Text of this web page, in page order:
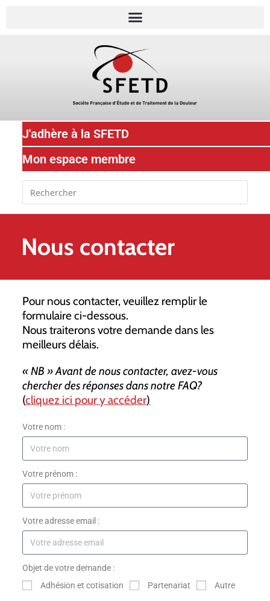
J'adhère à la SFETD
Mon espace membre
Nous contacter
Pour nous contacter, veuillez remplir le
formulaire ci-dessous.
Nous traiterons votre demande dans les
meilleurs délais.
« NB » Avant de nous contacter, avez-vous
chercher des réponses dans notre FAQ?
(cliquez ici pour y accéder)
Votre nom :
Votre prénom :
Votre adresse email :
Objet de votre demande :
Adhésion et cotisation
Partenariat Autre